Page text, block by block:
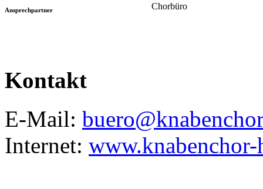
Ansprechpartner Chorbüro
Kontakt
E-Mail:
Internet: www.knabenchor-